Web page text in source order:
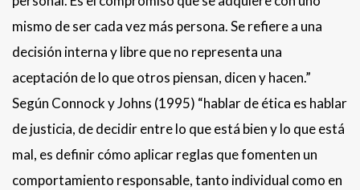
mismo de ser cada vez más persona. Se refiere a una
decisión interna y libre que no representa una
aceptación de lo que otros piensan, dicen y hacen.”
Según Connock y Johns (1995) “hablar de ética es hablar
de justicia, de decidir entre lo que está bien y lo que está
mal, es definir cómo aplicar reglas que fomenten un
comportamiento responsable, tanto individual como en